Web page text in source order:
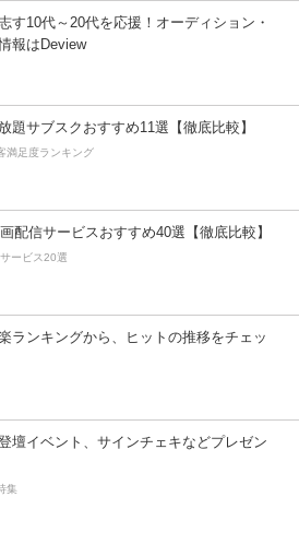
す10代～20代を応援！オーディション・
報はDeview
題サブスクおすすめ11選【徹底比較】
満足度ランキング
配信サービスおすすめ40選【徹底比較】
ービス20選
ランキングから、ヒットの推移をチェッ
壇イベント、サインチェキなどプレゼン
集